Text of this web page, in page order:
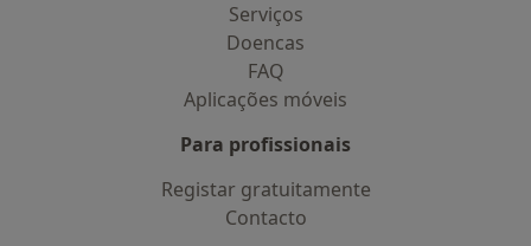
Serviços
Doencas
FAQ
Aplicações móveis
Para profissionais
Registar gratuitamente
Contacto